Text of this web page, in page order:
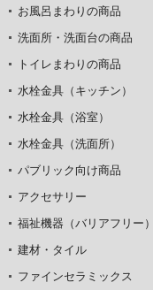
お風呂まわりの商品
洗面所・洗面台の商品
トイレまわりの商品
水栓金具（キッチン）
水栓金具（浴室）
水栓金具（洗面所）
パブリック向け商品
アクセサリー
福祉機器（バリアフリー）
建材・タイル
ファインセラミックス